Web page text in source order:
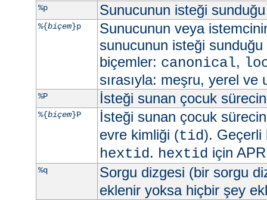
%p Sunucunun isteği
%{biçem}p
Sunucunun veya
sunucunun isteği
biçemler: canonical,
sırasıyla: meşru, yerel ve
%P İsteği sunan çocuk
%{biçem}P
İsteği sunan çocuk
evre kimliği (tid).
hextid. hextid için
%q
Sorgu dizgesi (bir sorgu
eklenir yoksa hiçbir şey